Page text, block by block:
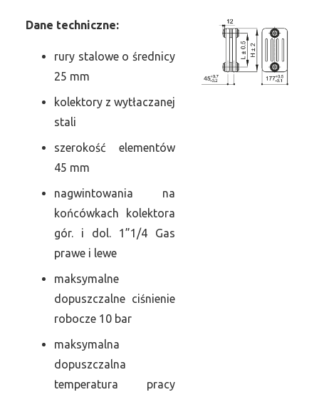
Dane techniczne:
rury stalowe o średnicy
25 mm
kolektory z wytłaczanej
stali
szerokość elementów
45 mm
nagwintowania na
końcówkach kolektora
gór. i dol. 1”1/4 Gas
prawe i lewe
maksymalne
dopuszczalne ciśnienie
robocze 10 bar
maksymalna
dopuszczalna
temperatura pracy